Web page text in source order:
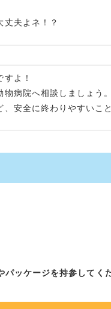
でも受診が必要？
丈夫よネ！？
よ！
病院へ相談しましょう。
安全に終わりやすいこ
ッケージを持参してく